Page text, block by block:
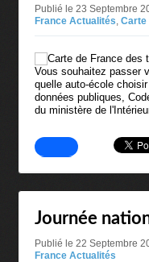
Publié le 23 Septembre
France Actualités, Carte
Vous souhaitez passer
quelle auto-école
données publiques,
du ministère de
Journée
Publié le 22 Septembre
France Actualités